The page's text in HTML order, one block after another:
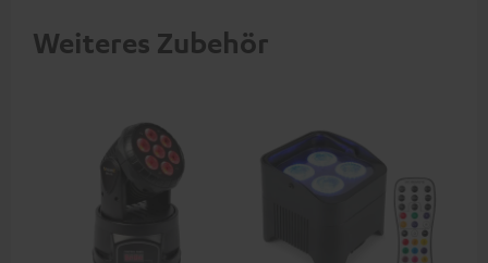
Weiteres Zubehör